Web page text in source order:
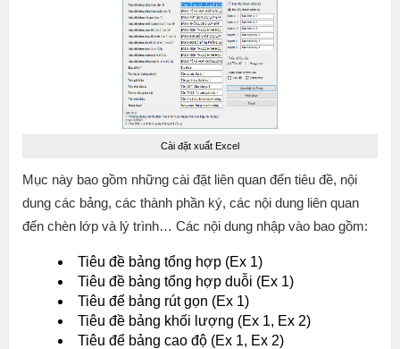
Cài đặt xuất Excel
Mục này bao gồm những cài đặt liên quan đến tiêu đề, nội
dung các bảng, các thành phần ký, các nội dung liên quan
đến chèn lớp và lý trình… Các nội dung nhập vào bao gồm:
Tiêu đề bảng tổng hợp (Ex 1)
Tiêu đề bảng tổng hợp duỗi (Ex 1)
Tiêu để bảng rút gọn (Ex 1)
Tiêu đề bảng khối lượng (Ex 1, Ex 2)
Tiêu để bảng cao độ (Ex 1, Ex 2)